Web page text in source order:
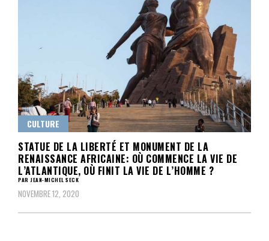
CULTURE
STATUE DE LA LIBERTÉ ET MONUMENT DE LA
RENAISSANCE AFRICAINE: OÙ COMMENCE LA VIE DE
L’ATLANTIQUE, OÙ FINIT LA VIE DE L’HOMME ?
PAR JEAN-MICHEL SECK
NOVEMBRE 12, 2020